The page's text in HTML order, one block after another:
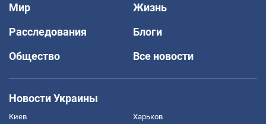
Мир
Жизнь
Расследования
Блоги
Общество
Все новости
Новости Украины
Киев Харьков